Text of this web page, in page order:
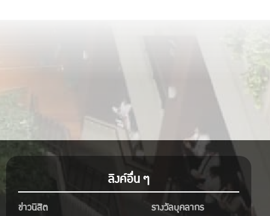
ลิงค์อื่น ๆ
ข่าวนิสิต
รางวัลบุคลากร